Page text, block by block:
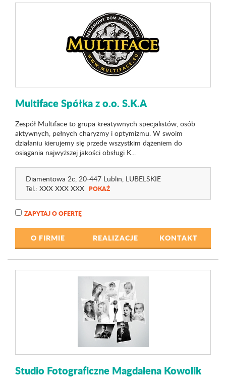
Multiface Spółka z o.o. S.K.A
Zespół Multiface to grupa kreatywnych specjalistów, osób
aktywnych, pełnych charyzmy i optymizmu. W swoim
działaniu kierujemy się przede wszystkim dążeniem do
osiągania najwyższej jakości obsługi K...
Diamentowa 2c, 20-447 Lublin, LUBELSKIE
Tel.: XXX XXX XXX POKAŻ
ZAPYTAJ O OFERTĘ
O FIRMIE REALIZACJE KONTAKT
Studio Fotograficzne Magdalena Kowolik